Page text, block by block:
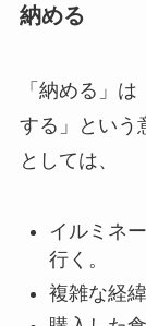
納める
「納める」
する」という
としては、
イルミネ
行く。
複雑な経